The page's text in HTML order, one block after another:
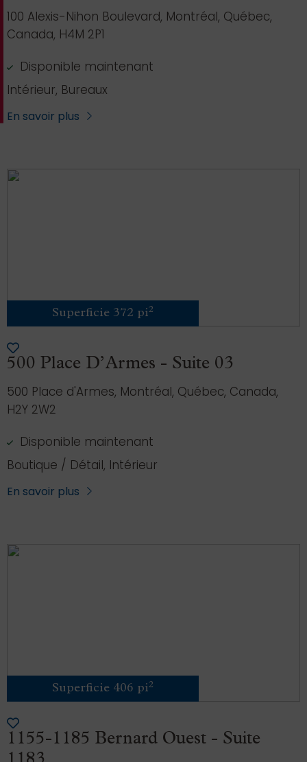
100 Alexis-Nihon Boulevard, Montréal, Québec,
Canada, H4M 2P1
Disponible maintenant
Intérieur, Bureaux
En savoir plus
Superficie 372 pi2
500 Place D’Armes - Suite 03
500 Place d'Armes, Montréal, Québec, Canada,
H2Y 2W2
Disponible maintenant
Boutique / Détail, Intérieur
En savoir plus
Superficie 406 pi2
1155-1185 Bernard Ouest - Suite